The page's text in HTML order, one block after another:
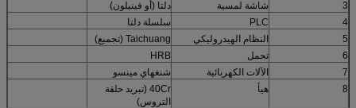
3
شاشة لمسية
دلتا (أو فينيلون)
4
PLC
سلسلة دلتا
5
النظام الهيدروليكي
Taichuang (تجميع)
6
تحمل
HRB
7
الآلات الكهربائية
شنغهاي مينسو
8
هيأ
40Cr (تبريد حلقة
التروس)